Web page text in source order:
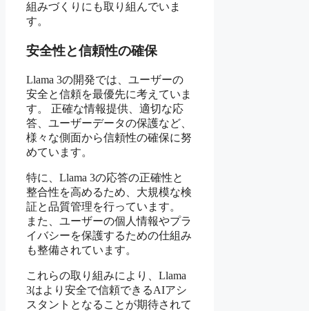
組みづくりにも取り組んでいま
す。
安全性と信頼性の確保
Llama 3の開発では、ユーザーの
安全と信頼を最優先に考えていま
す。 正確な情報提供、適切な応
答、ユーザーデータの保護など、
様々な側面から信頼性の確保に努
めています。
特に、Llama 3の応答の正確性と
整合性を高めるため、大規模な検
証と品質管理を行っています。
また、ユーザーの個人情報やプラ
イバシーを保護するための仕組み
も整備されています。
これらの取り組みにより、Llama
3はより安全で信頼できるAIアシ
スタントとなることが期待されて